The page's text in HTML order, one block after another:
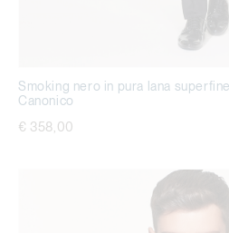
Smoking nero in pura lana
Canonico
€ 358,00